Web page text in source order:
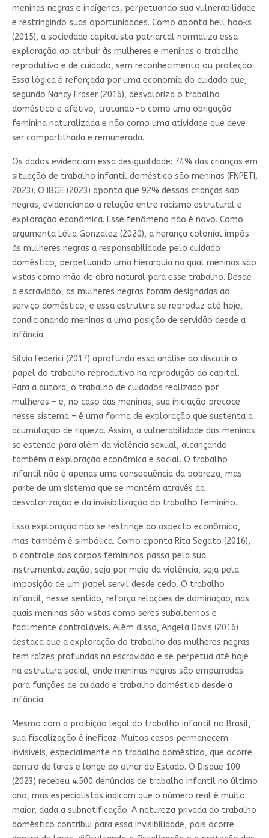
meninas negras e indígenas, perpetuando sua vulnerabilidade
e restringindo suas oportunidades. Como aponta bell hooks
(2015), a sociedade capitalista patriarcal normaliza essa
exploração ao atribuir às mulheres e meninas o trabalho
reprodutivo e de cuidado, sem reconhecimento ou proteção.
Essa lógica é reforçada por uma economia do cuidado que,
segundo Nancy Fraser (2016), desvaloriza o trabalho
doméstico e afetivo, tratando-o como uma obrigação
feminina naturalizada e não como uma atividade que deve
ser compartilhada e remunerada.
Os dados evidenciam essa desigualdade: 74% das crianças em
situação de trabalho infantil doméstico são meninas (FNPETI,
2023). O IBGE (2023) aponta que 92% dessas crianças são
negras, evidenciando a relação entre racismo estrutural e
exploração econômica. Esse fenômeno não é novo. Como
argumenta Lélia Gonzalez (2020), a herança colonial impôs
às mulheres negras a responsabilidade pelo cuidado
doméstico, perpetuando uma hierarquia na qual meninas são
vistas como mão de obra natural para esse trabalho. Desde
a escravidão, as mulheres negras foram designadas ao
serviço doméstico, e essa estrutura se reproduz até hoje,
condicionando meninas a uma posição de servidão desde a
infância.
Silvia Federici (2017) aprofunda essa análise ao discutir o
papel do trabalho reprodutivo na reprodução do capital.
Para a autora, o trabalho de cuidados realizado por
mulheres – e, no caso das meninas, sua iniciação precoce
nesse sistema – é uma forma de exploração que sustenta a
acumulação de riqueza. Assim, a vulnerabilidade das meninas
se estende para além da violência sexual, alcançando
também a exploração econômica e social. O trabalho
infantil não é apenas uma consequência da pobreza, mas
parte de um sistema que se mantém através da
desvalorização e da invisibilização do trabalho feminino.
Essa exploração não se restringe ao aspecto econômico,
mas também é simbólica. Como aponta Rita Segato (2016),
o controle dos corpos femininos passa pela sua
instrumentalização, seja por meio da violência, seja pela
imposição de um papel servil desde cedo. O trabalho
infantil, nesse sentido, reforça relações de dominação, nas
quais meninas são vistas como seres subalternos e
facilmente controláveis. Além disso, Angela Davis (2016)
destaca que a exploração do trabalho das mulheres negras
tem raízes profundas na escravidão e se perpetua até hoje
na estrutura social, onde meninas negras são empurradas
para funções de cuidado e trabalho doméstico desde a
infância.
Mesmo com a proibição legal do trabalho infantil no Brasil,
sua fiscalização é ineficaz. Muitos casos permanecem
invisíveis, especialmente no trabalho doméstico, que ocorre
dentro de lares e longe do olhar do Estado. O Disque 100
(2023) recebeu 4.500 denúncias de trabalho infantil no último
ano, mas especialistas indicam que o número real é muito
maior, dada a subnotificação. A natureza privada do trabalho
doméstico contribui para essa invisibilidade, pois ocorre